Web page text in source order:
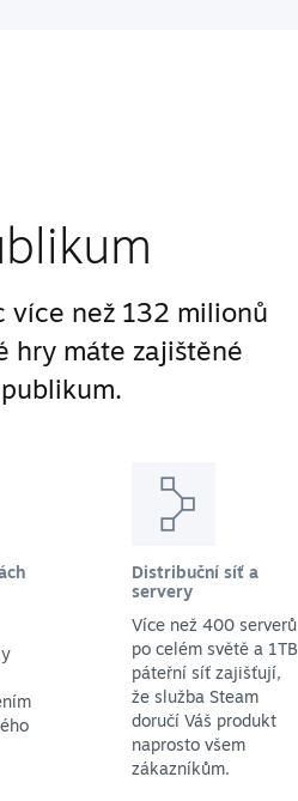
více než 132 milionů
hry máte zajištěné
Distribuční síť a
servery
Více než 400 serverů
po celém světě a 1TB
páteřní síť zajišťují,
že služba Steam
doručí Váš produkt
naprosto všem
zákazníkům.